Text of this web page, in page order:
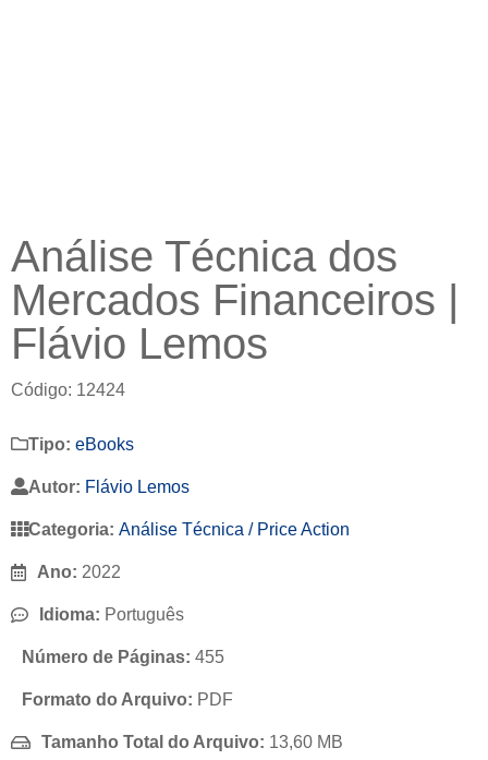
Análise Técnica dos
Mercados Financeiros |
Flávio Lemos
Código: 12424
Tipo: eBooks
Autor: Flávio Lemos
Categoria: Análise Técnica / Price Action
Ano: 2022
Idioma: Português
Número de Páginas: 455
Formato do Arquivo: PDF
Tamanho Total do Arquivo: 13,60 MB